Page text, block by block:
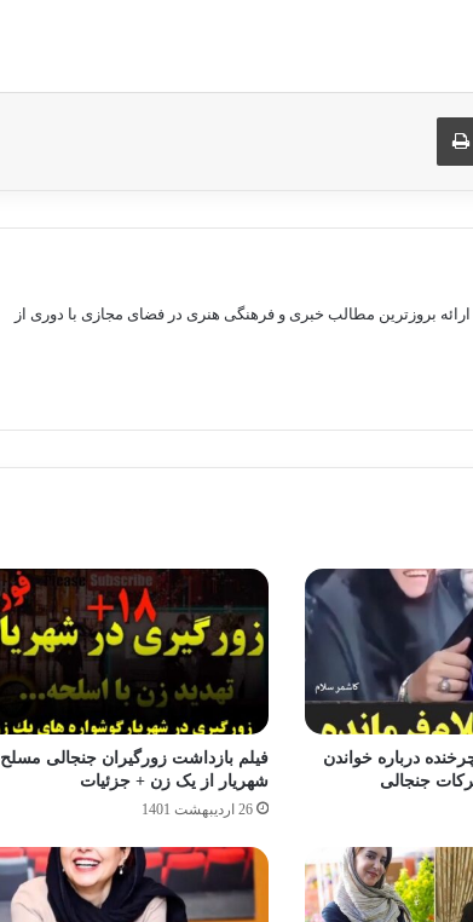
ایمیل چاپ
سازی بستری برای ارائه بروزترین مطالب خبری و فرهنگی هنری در فضای مجازی با دوری از
درباره خواندن
جنجالی
فیلم بازداشت زورگیران جنجالی مسلح
شهریار از یک زن + جزئیات
26 اردیبهشت 1401